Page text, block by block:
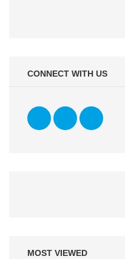
CONNECT WITH US
MOST VIEWED